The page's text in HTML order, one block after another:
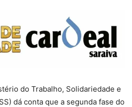
do Trabalho, Solidariedade e
dá conta que a segunda fase do